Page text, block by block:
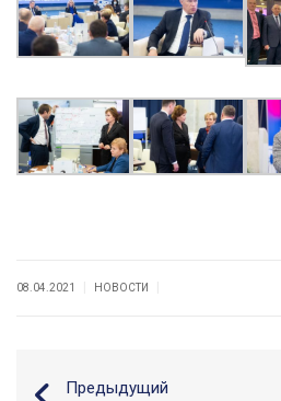
08.04.2021 НОВОСТИ
Предыдущий